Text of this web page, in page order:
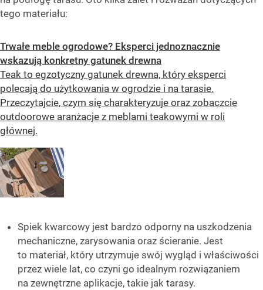
tego materiału:
Trwałe meble ogrodowe? Eksperci jednoznacznie
wskazują konkretny gatunek drewna
Teak to egzotyczny gatunek drewna, który eksperci
polecają do użytkowania w ogrodzie i na tarasie.
Przeczytajcie, czym się charakteryzuje oraz zobaczcie
outdoorowe aranżacje z meblami teakowymi w roli
głównej.
Spiek kwarcowy jest bardzo odporny na uszkodzenia
mechaniczne, zarysowania oraz ścieranie. Jest
to materiał, który utrzymuje swój wygląd i właściwości
przez wiele lat, co czyni go idealnym rozwiązaniem
na zewnętrzne aplikacje, takie jak tarasy.